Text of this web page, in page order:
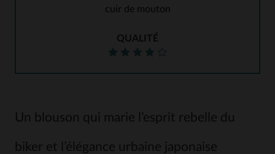
cuir de mouton
QUALITÉ
Un blouson qui marie l’esprit rebelle du
biker et l’élégance urbaine japonaise